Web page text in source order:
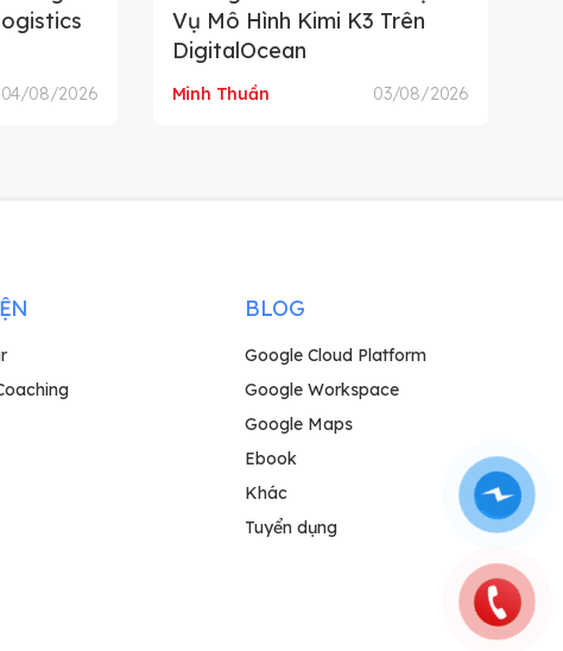
04/08/2026
Vụ Mô Hình Kimi K3 Trên
DigitalOcean
Minh Thuần 03/08/2026
BLOG
Google Cloud Platform
Google Workspace
Google Maps
Ebook
Khác
Tuyển dụng